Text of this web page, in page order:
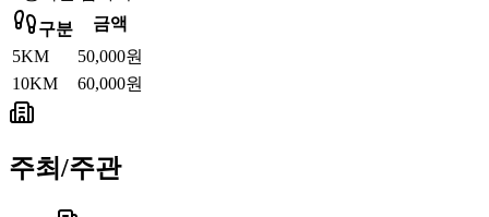
구분
금액
5KM
50,000원
10KM
60,000원
주최/주관